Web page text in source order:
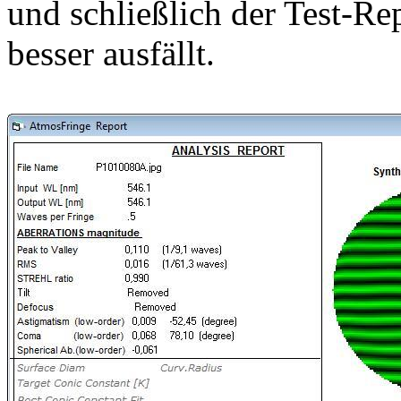
und schließlich der Test-
besser ausfällt.